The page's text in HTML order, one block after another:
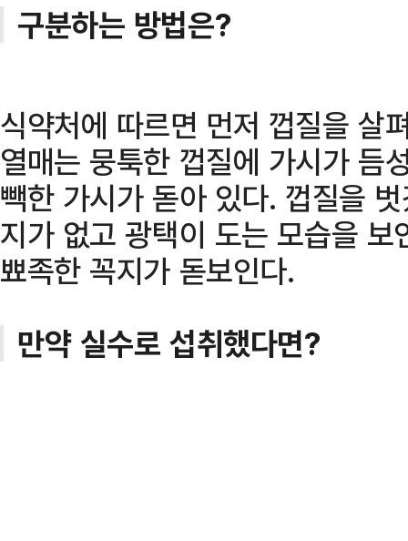
구분하는 방법은?
식약처에 따르면 먼저 껍질을 살
열매는 뭉툭한 껍질에 가시가 듬
빽한 가시가 돋아 있다. 껍질을
지가 없고 광택이 도는 모습을
뾰족한 꼭지가 돋보인다.
만약 실수로 섭취했다면?